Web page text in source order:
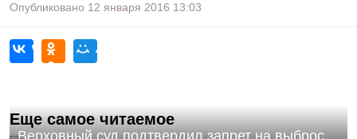
Опубликовано 12 января 2016 13:03
Еще самое читаемое
Верховный суд подтвердил запрет на выброс